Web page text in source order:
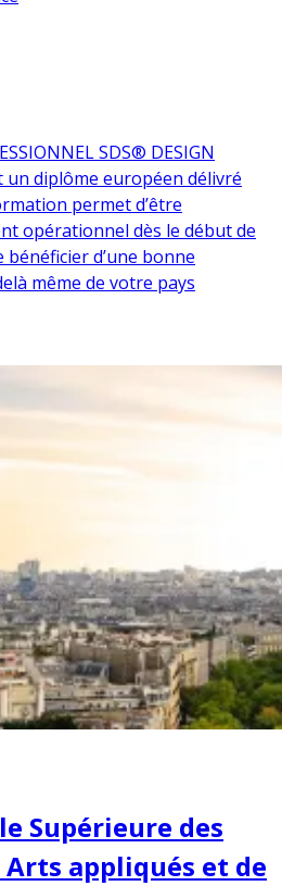
SDS® DESIGN
un diplôme européen délivré
permet d’être
opérationnel dès le début de
d’une bonne
même de votre pays
Supérieure des
appliqués et de